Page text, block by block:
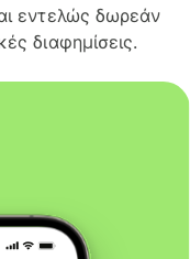
εντελώς δωρεάν
διαφημίσεις.